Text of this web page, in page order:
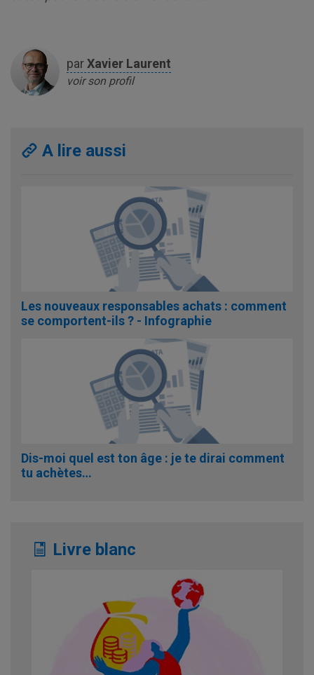
parXavier Laurent
voir son profil
A lire aussi
Les nouveaux responsables achats : comment
se comportent-ils ? - Infographie
Dis-moi quel est ton âge : je te dirai comment
tu achètes…
Livre blanc